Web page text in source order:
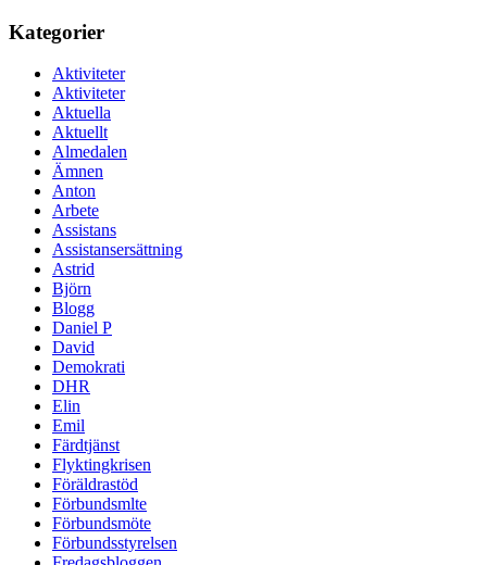
Kategorier
Aktiviteter
Aktiviteter
Aktuella
Aktuellt
Almedalen
Ämnen
Anton
Arbete
Assistans
Assistansersättning
Astrid
Björn
Blogg
Daniel P
David
Demokrati
DHR
Elin
Emil
Färdtjänst
Flyktingkrisen
Föräldrastöd
Förbundsmlte
Förbundsmöte
Förbundsstyrelsen